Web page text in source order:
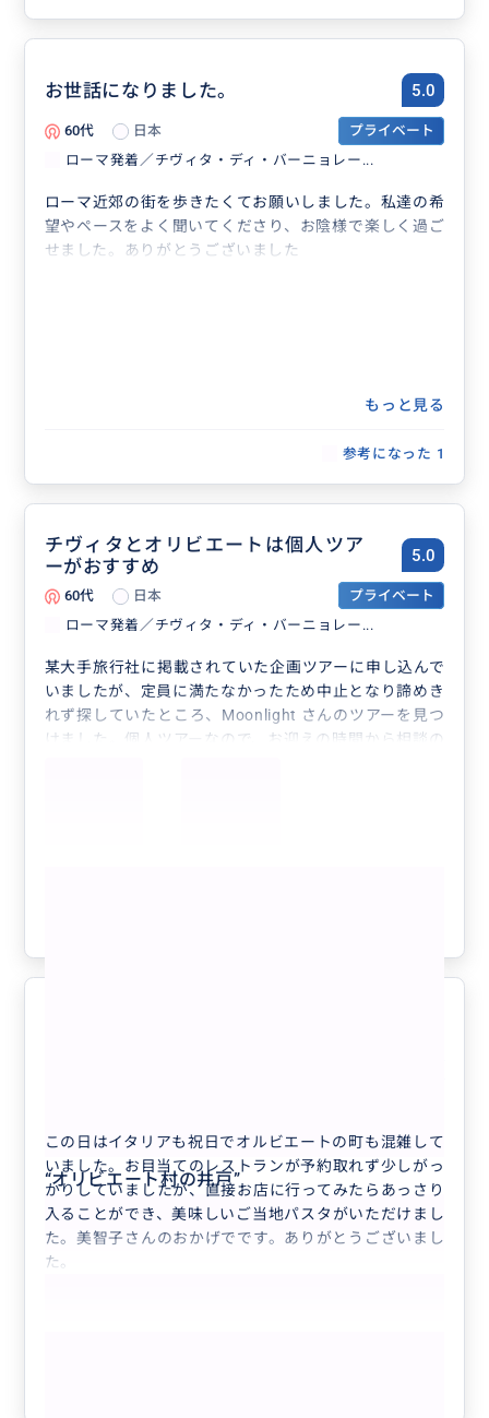
お世話になりました。 5.0
60代 日本
プライベート
ローマ発着／チヴィタ・ディ・バーニョレー...
ローマ近郊の街を歩きたくてお願いしました。私達の希
望やペースをよく聞いてくださり、お陰様で楽しく過ご
せました。ありがとうございました
もっと見る
参考になった 1
チヴィタとオリビエートは個人ツア
ーがおすすめ
5.0
60代 日本
プライベート
ローマ発着／チヴィタ・ディ・バーニョレー...
某大手旅行社に掲載されていた企画ツアーに申し込んで
いましたが、定員に満たなかったため中止となり諦めき
れず探していたところ、Moonlight さんのツアーを見つ
けました。個人ツアーなので、お迎えの時間から相談の
“オリビエート村の井戸”
この日はイタリアも祝日でオルビエートの町も混雑して
いました。お目当てのレストランが予約取れず少しがっ
かりしていましたが、直接お店に行ってみたらあっさり
入ることができ、美味しいご当地パスタがいただけまし
た。美智子さんのおかげでです。ありがとうございまし
た。